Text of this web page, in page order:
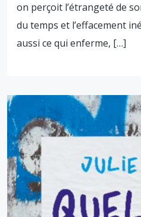
on perçoit l’étrangeté de
du temps et l’effacement
aussi ce qui enferme, […]